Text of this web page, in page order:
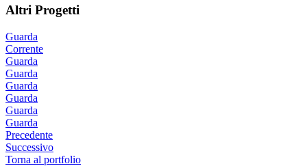
Altri Progetti
Guarda
Corrente
Guarda
Guarda
Guarda
Guarda
Guarda
Guarda
Precedente
Successivo
Torna al portfolio